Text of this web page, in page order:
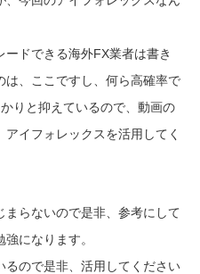
ドできる海外FX業者は書き
は、ここですし、何ら高確率で
りと抑えているので、動画の
イフォレックスを活用してく
らないので是非、参考にして
になります。
るので是非、活用してください